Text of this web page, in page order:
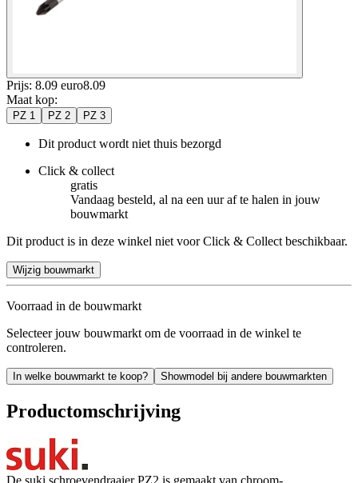
Prijs: 8.09 euro8.09
Maat kop:
PZ 1 PZ 2 PZ 3
Dit product wordt niet thuis bezorgd
Click & collect
gratis
Vandaag besteld, al na een uur af te halen in jouw
bouwmarkt
Dit product is in deze winkel niet voor Click & Collect beschikbaar.
Wijzig bouwmarkt
Voorraad in de bouwmarkt
Selecteer jouw bouwmarkt om de voorraad in de winkel te
controleren.
In welke bouwmarkt te koop? Showmodel bij andere bouwmarkten
Productomschrijving
De suki schroevendraaier PZ2 is gemaakt van chroom-